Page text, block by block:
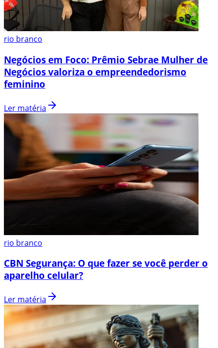
rio branco
Negócios em Foco: Prêmio Sebrae Mulher de
Negócios valoriza o empreendedorismo
feminino
Ler matéria
rio branco
CBN Segurança: O que fazer se você perder o
aparelho celular?
Ler matéria